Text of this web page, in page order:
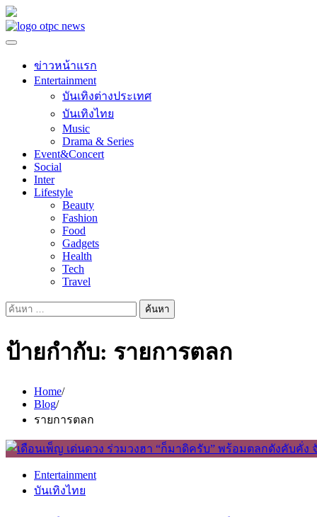
Skip
to
ข่าวหน้าแรก
Entertainment
บันเทิงต่างประเทศ
บันเทิงไทย
Music
Drama & Series
Event&Concert
Social
Inter
Lifestyle
Beauty
Fashion
Food
Gadgets
Health
Tech
Travel
ค้นหา
ป้ายกำกับ: รายการตลก
Home
Blog
รายการตลก
Entertainment
บันเทิงไทย